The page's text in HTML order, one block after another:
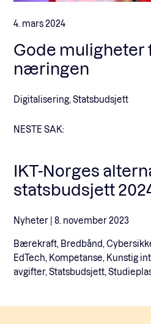
4. mars 2024
Gode muligheter
næringen
Digitalisering, Statsbudsjett
NESTE SAK:
IKT-Norges
statsbudsjett
Nyheter | 8. november 2023
Bærekraft, Bredbånd,
EdTech, Kompetanse, Kunstig
avgifter, Statsbudsjett,